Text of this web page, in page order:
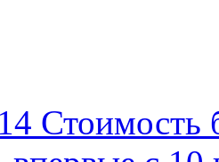
Стоимость